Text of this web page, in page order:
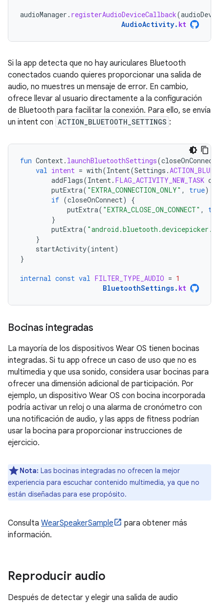
audioManager . registerAudioDeviceCallback(
AudioActivity. kt
Si la app detecta que no hay auriculares Bluetooth
conectados cuando quieres proporcionar una salida de
audio, no muestres un mensaje de error. En cambio,
ofrece llevar al usuario directamente a la configuración
de Bluetooth para facilitar la conexión. Para ello, se envía
un intent con ACTION_BLUETOOTH_SETTINGS :
fun Context. launchBluetoothSettings(closeOnConnect
val intent = with(Intent(Settings .
addFlags(Intent. FLAG_ACTIVITY_NEW_TASK or
putExtra( "EXTRA_CONNECTION_ONLY" , true)
if (closeOnConnect)
{
putExtra( "EXTRA_CLOSE_ON_CONNECT" ,
}
putExtra(
}
startActivity(intent)
}
internal const val FILTER_TYPE_AUDIO = 1
BluetoothSettings. kt
Bocinas integradas
La mayoría de los dispositivos Wear OS tienen bocinas
integradas. Si tu app ofrece un caso de uso que no es
multimedia y que usa sonido, considera usar bocinas para
ofrecer una dimensión adicional de participación. Por
ejemplo, un dispositivo Wear OS con bocina incorporada
podría activar un reloj o una alarma de cronómetro con
una notificación de audio, y las apps de fitness podrían
usar la bocina para proporcionar instrucciones de
ejercicio.
Nota: Las bocinas integradas no ofrecen la mejor
experiencia para escuchar contenido multimedia, ya que no
están diseñadas para ese propósito.
Consulta WearSpeakerSample
para obtener más
información.
Reproducir audio
Después de detectar y elegir una salida de audio